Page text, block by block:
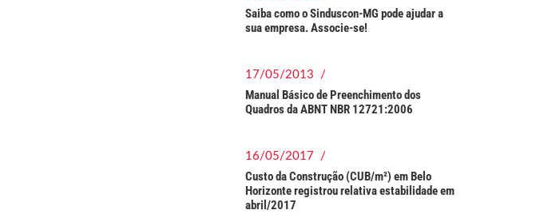
Saiba como o Sinduscon-MG pode ajudar a
sua empresa. Associe-se!
17/05/2013 /
Manual Básico de Preenchimento dos
Quadros da ABNT NBR 12721:2006
16/05/2017 /
Custo da Construção (CUB/m²) em Belo
Horizonte registrou relativa estabilidade em
abril/2017